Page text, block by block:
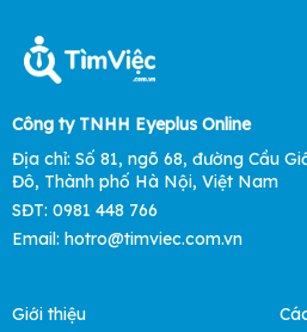
Công ty TNHH Eyeplus Online
Địa chỉ: Số 81, ngõ 68, đường Cầu
Đô, Thành phố Hà Nội, Việt Nam
SĐT: 0981 448 766
Email: hotro@timviec.com.vn
Giới thiệu